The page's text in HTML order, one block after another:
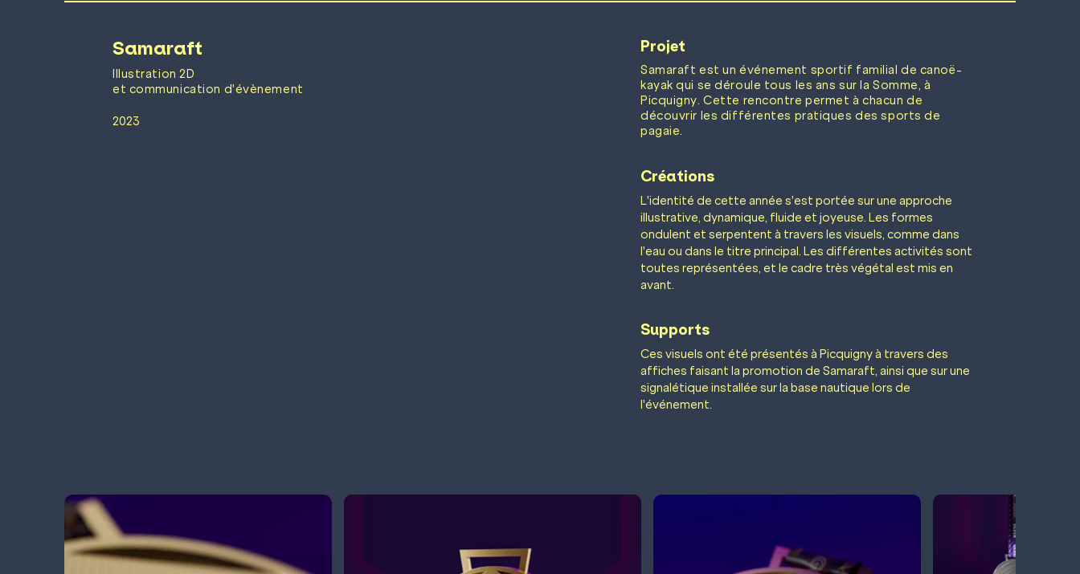
Samaraft
Illustration 2D
et communication d'évènement
2023
Projet
Samaraft est un événement sportif familial de canoë-
kayak qui se déroule tous les ans sur la Somme, à
Picquigny. Cette rencontre permet à chacun de
découvrir les différentes pratiques des sports de
pagaie.
Créations
L'identité de cette année s'est portée sur une approche
illustrative, dynamique, fluide et joyeuse. Les formes
ondulent et serpentent à travers les visuels, comme dans
l'eau ou dans le titre principal. Les différentes activités sont
toutes représentées, et le cadre très végétal est mis en
avant.
Supports
Ces visuels ont été présentés à Picquigny à travers des
affiches faisant la promotion de Samaraft, ainsi que sur une
signalétique installée sur la base nautique lors de
l'événement.